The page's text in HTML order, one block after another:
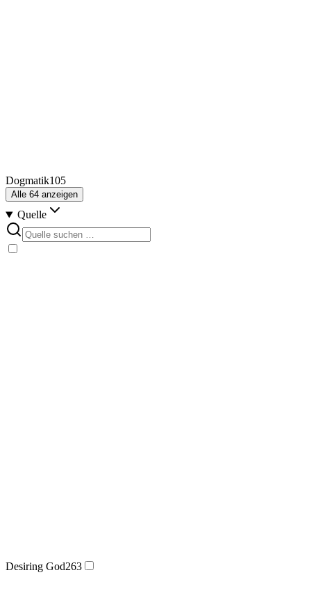
Dogmatik105
Alle 64 anzeigen
Quelle
Desiring God263